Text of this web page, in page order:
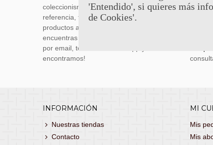
coleccionismo y réplicas históricas de
referencia, tenemos una gran variedad de
productos a los mejores precios. Si no
encuentras lo que buscas, danos un toque
por email, teléfono o Whatsapp y te lo
encontramos!
INFORMACIÓN
Nuestras tiendas
Contacto
MI
Mis
Mis
'Entendido', si quieres más
de Cookies'.